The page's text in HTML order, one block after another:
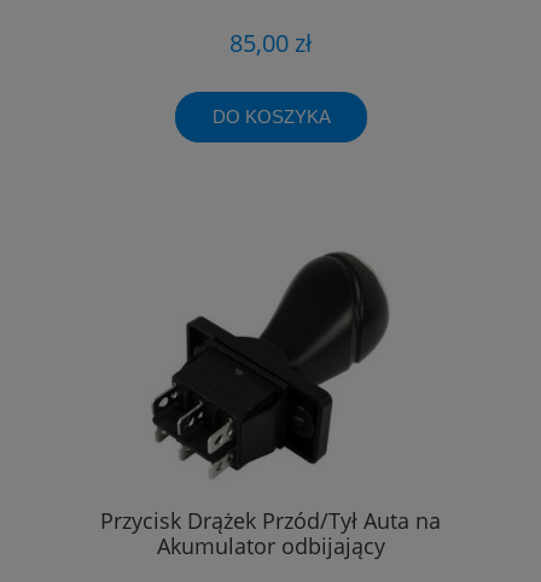
85,00 zł
DO KOSZYKA
Przycisk Drążek Przód/Tył Auta na
Akumulator odbijający